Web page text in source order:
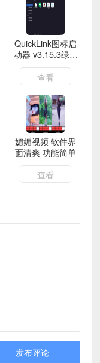
QuickLink图标启
动器 v3.15.3绿色
版
查看
媚媚视频 软件界
面清爽 功能简单
查看
发布评论